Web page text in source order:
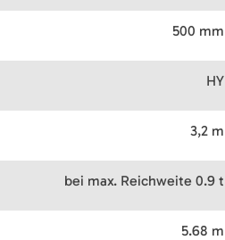
500 mm
HY
3,2 m
bei max. Reichweite 0.9 t
5.68 m